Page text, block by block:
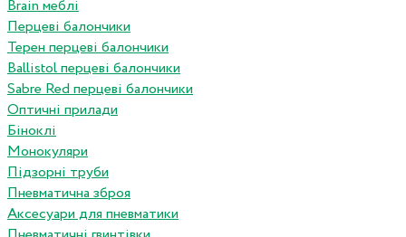
Brain меблі
Перцеві балончики
Терен перцеві балончики
Ballistol перцеві балончики
Sabre Red перцеві балончики
Оптичні прилади
Біноклі
Монокуляри
Підзорні труби
Пневматична зброя
Аксесуари для пневматики